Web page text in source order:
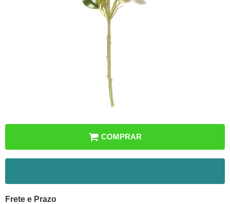
COMPRAR
Frete e Prazo